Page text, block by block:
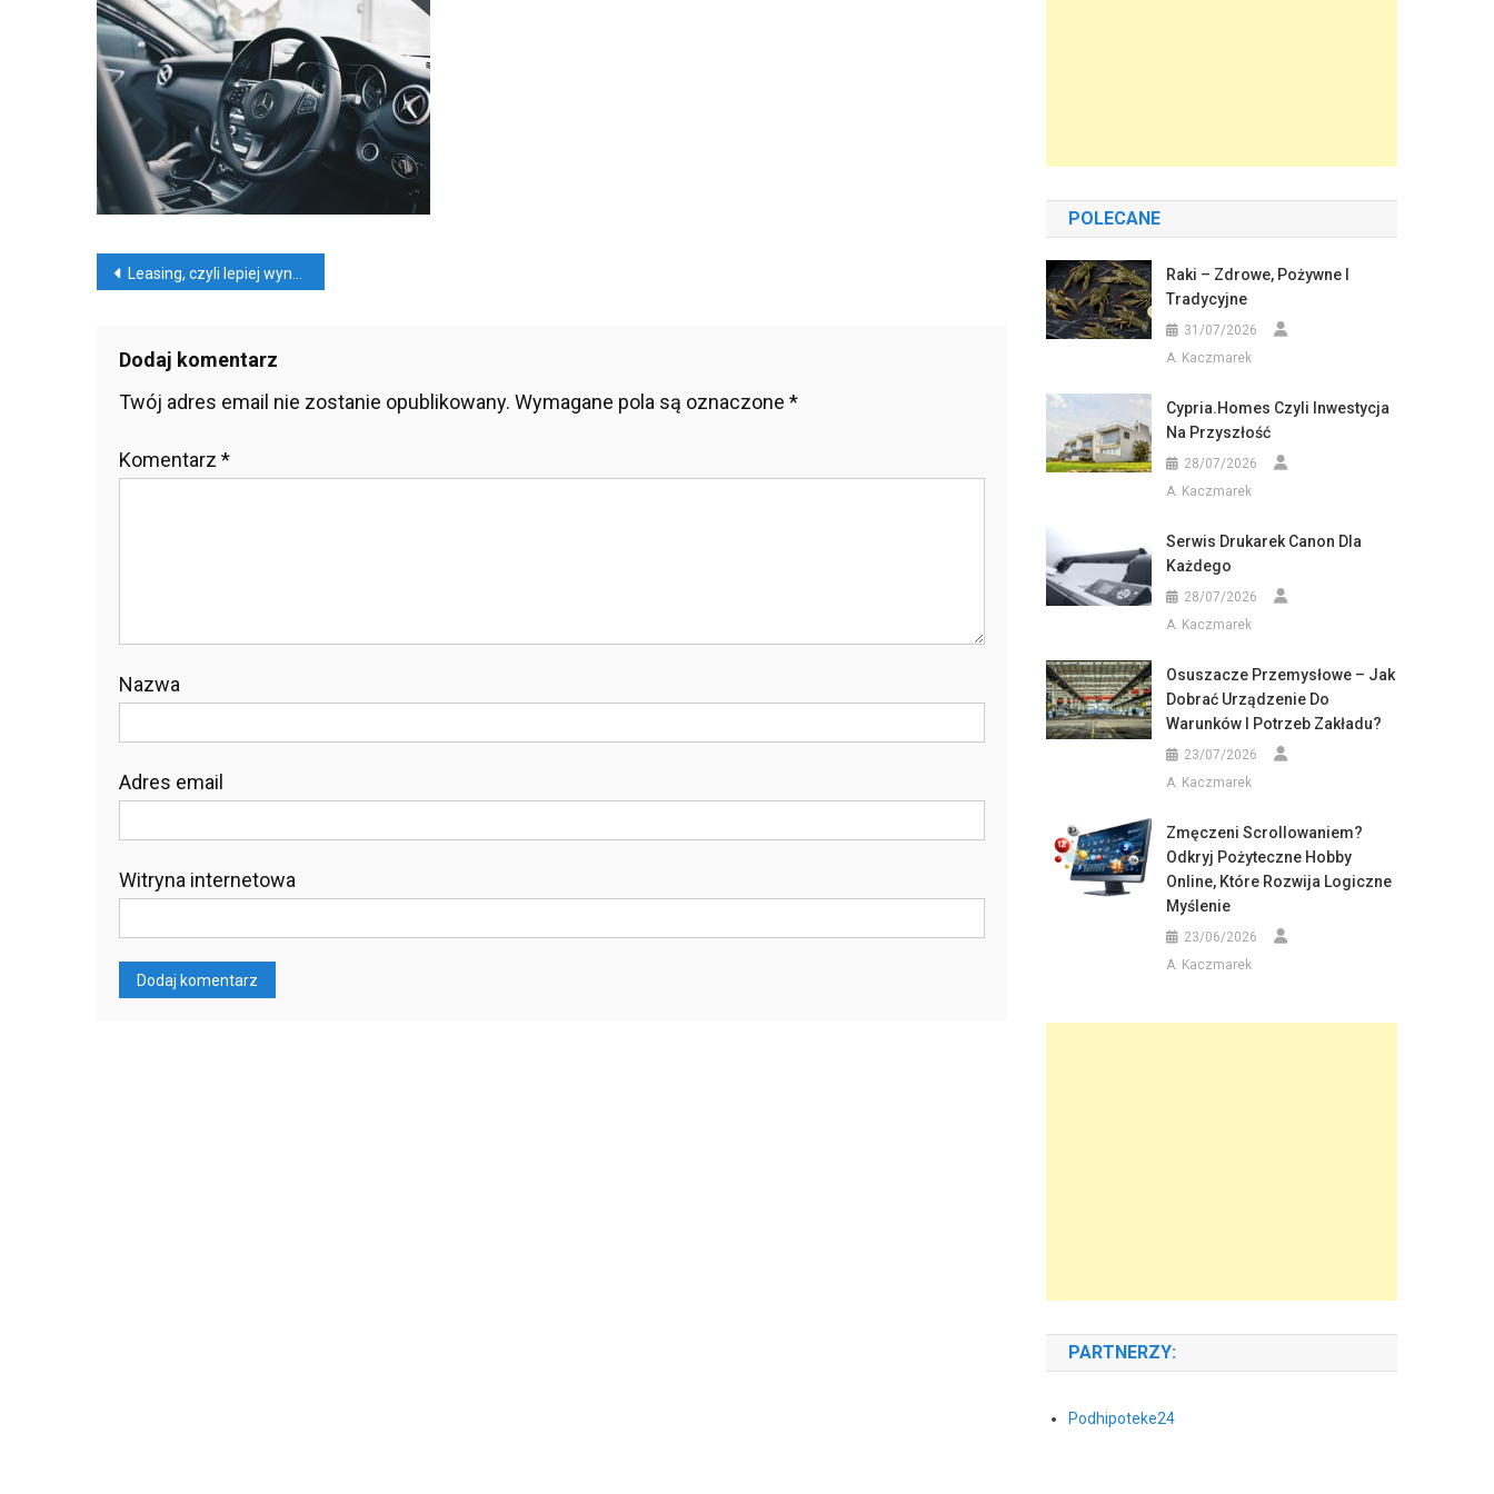
Nawigacja
Leasing, czyli lepiej wynajmować niż kupować
Dodaj komentarz
Twój adres email nie zostanie opublikowany. Wymagane pola są oznaczone *
Komentarz *
Nazwa
Adres email
Witryna internetowa
POLECANE
Raki – Zdrowe, Pożywne I
Tradycyjne
31/07/2026
A. Kaczmarek
Cypria.homes Czyli Inwestycja
Na Przyszłość
28/07/2026
A. Kaczmarek
Serwis Drukarek Canon Dla
Każdego
28/07/2026
A. Kaczmarek
Osuszacze Przemysłowe – Jak
Dobrać Urządzenie Do
Warunków I Potrzeb Zakładu?
23/07/2026
A. Kaczmarek
Zmęczeni Scrollowaniem?
Odkryj Pożyteczne Hobby
Online, Które Rozwija Logiczne
Myślenie
23/06/2026
A. Kaczmarek
PARTNERZY:
Podhipoteke24